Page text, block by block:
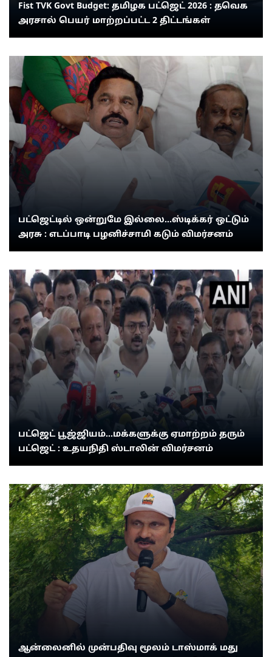
Fist TVK Govt Budget: தமிழக பட்ஜெட் 2026 : தவெக
அரசால் பெயர் மாற்றப்பட்ட 2 திட்டங்கள்
பட்ஜெட்டில் ஒன்றுமே இல்லை...ஸ்டிக்கர் ஒட்டும்
அரசு : எடப்பாடி பழனிச்சாமி கடும் விமர்சனம்
பட்ஜெட் பூஜ்ஜியம்...மக்களுக்கு ஏமாற்றம் தரும்
பட்ஜெட் : உதயநிதி ஸ்டாலின் விமர்சனம்
ஆன்லைனில் முன்பதிவு மூலம் டாஸ்மாக் மது